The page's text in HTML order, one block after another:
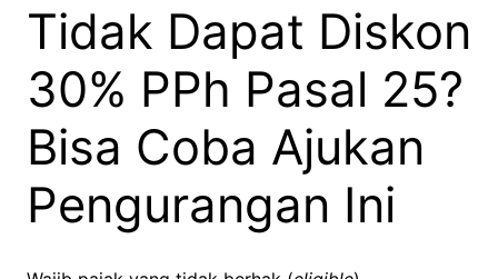
Tidak Dapat Diskon
30% PPh Pasal 25?
Bisa Coba Ajukan
Pengurangan Ini